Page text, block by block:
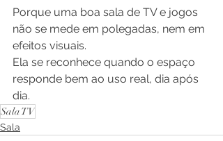
Porque uma boa sala de TV e jogos
não se mede em polegadas, nem em
efeitos visuais.
Ela se reconhece quando o espaço
responde bem ao uso real, dia após
dia.
Sala TV
Sala